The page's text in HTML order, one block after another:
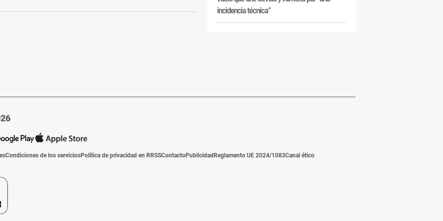
incidencia técnica”
Condiciones de los serviciosPolítica de privacidad en RRSSContactoPublicidadReglamento UE 2024/1083Canal ético